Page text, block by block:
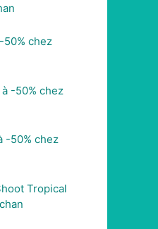
50% chez
-50% chez
-50% chez
Tropical